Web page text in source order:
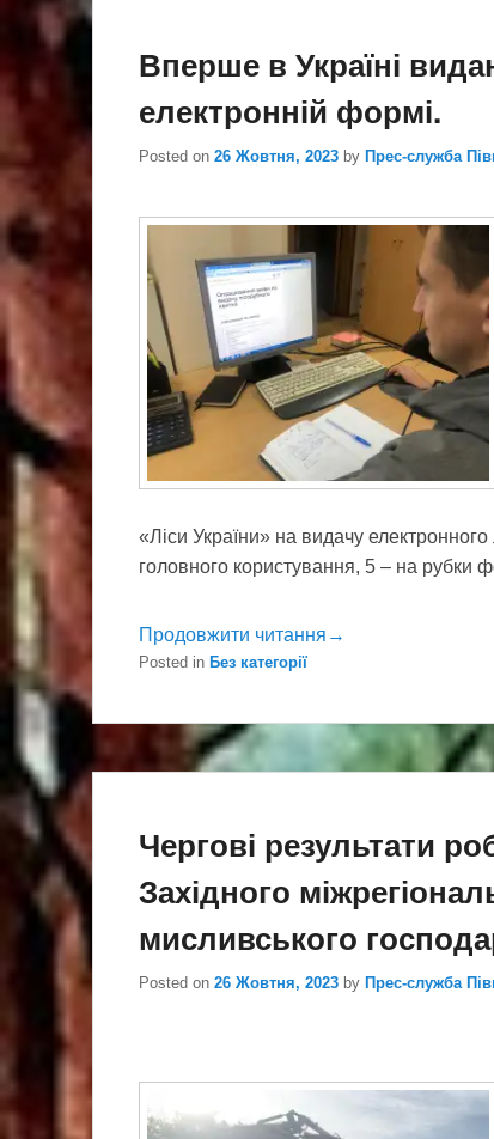
Вперше в Україні
електронній формі.
Posted on 26 Жовтня, 2023 by Прес-служба
«Ліси України» на видачу
головного користування, 5 – на рубки
Продовжити читання→
Posted in Без категорії
Чергові результати
Західного
мисливського
Posted on 26 Жовтня, 2023 by Прес-служба